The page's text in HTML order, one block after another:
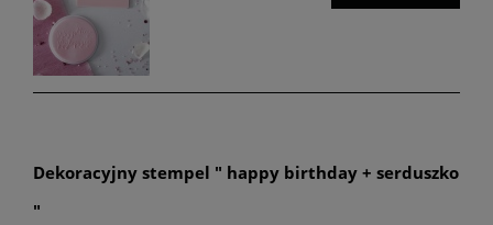
Dekoracyjny stempel " happy birthday + serduszko
"